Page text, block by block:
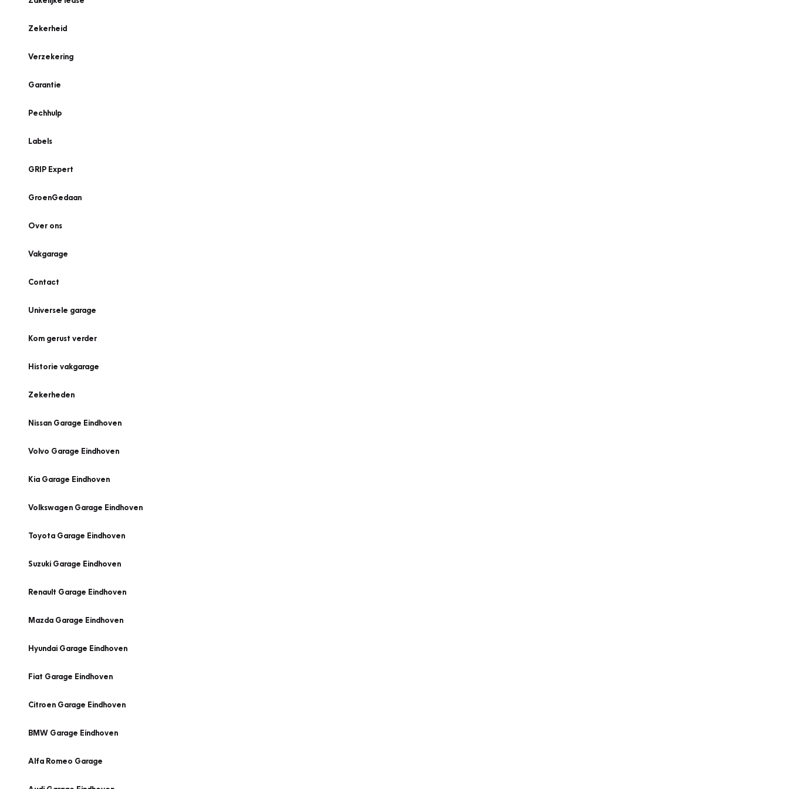
Zekerheid
Verzekering
Garantie
Pechhulp
Labels
GRIP Expert
GroenGedaan
Over ons
Vakgarage
Contact
Universele garage
Kom gerust verder
Historie vakgarage
Zekerheden
Nissan Garage Eindhoven
Volvo Garage Eindhoven
Kia Garage Eindhoven
Volkswagen Garage Eindhoven
Toyota Garage Eindhoven
Suzuki Garage Eindhoven
Renault Garage Eindhoven
Mazda Garage Eindhoven
Hyundai Garage Eindhoven
Fiat Garage Eindhoven
Citroen Garage Eindhoven
BMW Garage Eindhoven
Alfa Romeo Garage